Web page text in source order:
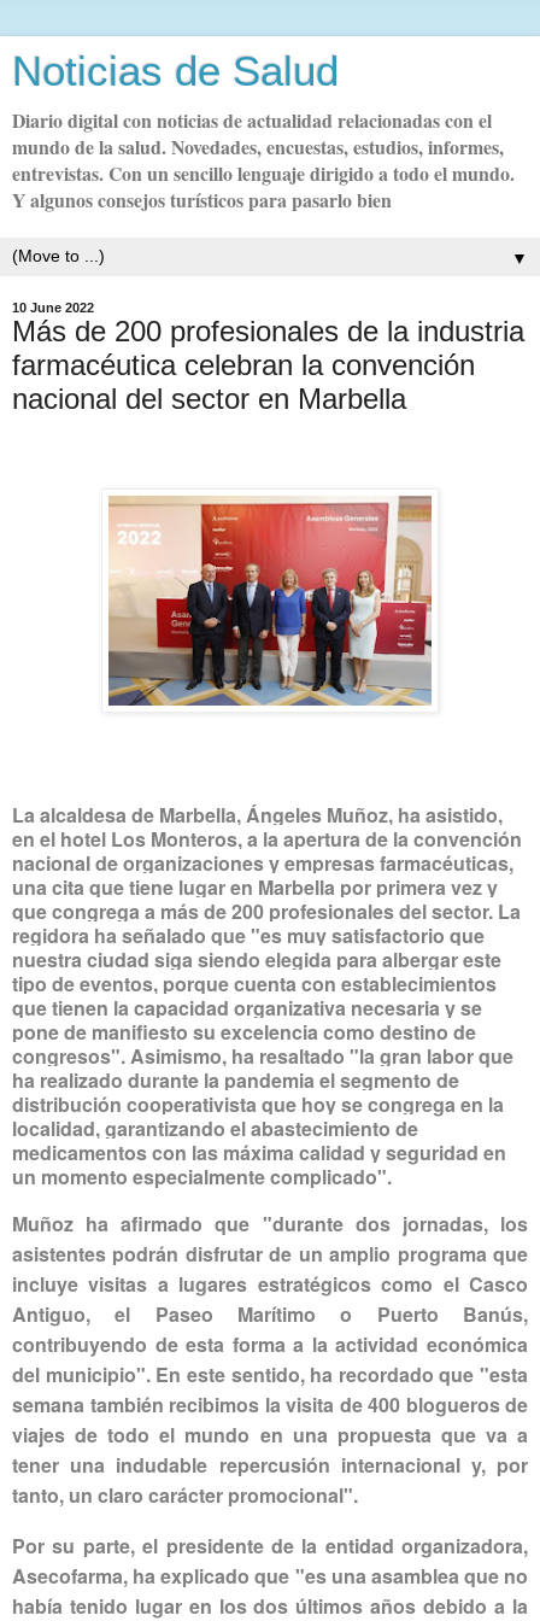
Noticias de Salud
Diario digital con noticias de actualidad relacionadas con el
mundo de la salud. Novedades, encuestas, estudios, informes,
entrevistas. Con un sencillo lenguaje dirigido a todo el mundo.
Y algunos consejos turísticos para pasarlo bien
▼
10 June 2022
Más de 200 profesionales de la industria
farmacéutica celebran la convención
nacional del sector en Marbella
La alcaldesa de Marbella, Ángeles Muñoz, ha asistido,
en el hotel Los Monteros, a la apertura de la convención
nacional de organizaciones y empresas farmacéuticas,
una cita que tiene lugar en Marbella por primera vez y
que congrega a más de 200 profesionales del sector. La
regidora ha señalado que "es muy satisfactorio que
nuestra ciudad siga siendo elegida para albergar este
tipo de eventos, porque cuenta con establecimientos
que tienen la capacidad organizativa necesaria y se
pone de manifiesto su excelencia como destino de
congresos". Asimismo, ha resaltado "la gran labor que
ha realizado durante la pandemia el segmento de
distribución cooperativista que hoy se congrega en la
localidad, garantizando el abastecimiento de
medicamentos con las máxima calidad y seguridad en
un momento especialmente complicado".
Muñoz ha afirmado que "durante dos jornadas, los
asistentes podrán disfrutar de un amplio programa que
incluye visitas a lugares estratégicos como el Casco
Antiguo, el Paseo Marítimo o Puerto Banús,
contribuyendo de esta forma a la actividad económica
del municipio". En este sentido, ha recordado que "esta
semana también recibimos la visita de 400 blogueros de
viajes de todo el mundo en una propuesta que va a
tener una indudable repercusión internacional y, por
tanto, un claro carácter promocional".
Por su parte, el presidente de la entidad organizadora,
Asecofarma, ha explicado que "es una asamblea que no
había tenido lugar en los dos últimos años debido a la